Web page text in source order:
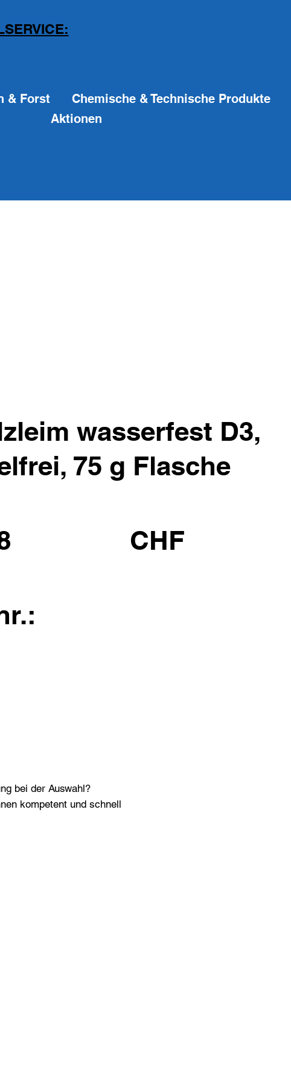
& Forst
Chemische & Technische Produkte
Aktionen
wasserfest D3,
75 g Flasche
CHF
bei der Auswahl?
kompetent und schnell